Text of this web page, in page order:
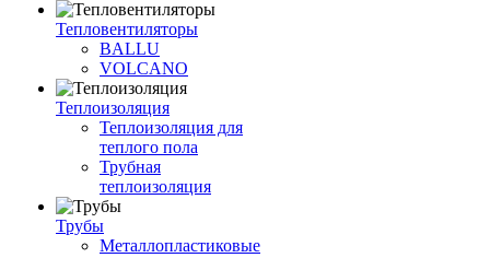
Тепловентиляторы
BALLU
VOLCANO
Теплоизоляция
Теплоизоляция для
теплого пола
Трубная
теплоизоляция
Трубы
Металлопластиковые